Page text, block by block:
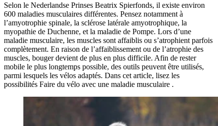
Selon le Nederlandse Prinses Beatrix Spierfonds, il existe environ
600 maladies musculaires différentes. Pensez notamment à
l’amyotrophie spinale, la sclérose latérale amyotrophique, la
myopathie de Duchenne, et la maladie de Pompe. Lors d’une
maladie musculaire, les muscles sont affaiblis ou s’atrophient parfois
complètement. En raison de l’affaiblissement ou de l’atrophie des
muscles, bouger devient de plus en plus difficile. Afin de rester
mobile le plus longtemps possible, des outils peuvent être utilisés,
parmi lesquels les vélos adaptés. Dans cet article, lisez les
possibilités Faire du vélo avec une maladie musculaire .